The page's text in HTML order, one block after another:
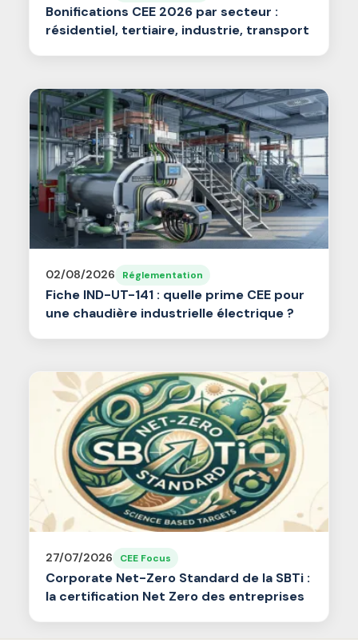
Bonifications CEE 2026 par secteur :
résidentiel, tertiaire, industrie, transport
02/08/2026 Réglementation
Fiche IND-UT-141 : quelle prime CEE pour
une chaudière industrielle électrique ?
27/07/2026 CEE Focus
Corporate Net-Zero Standard de la SBTi :
la certification Net Zero des entreprises